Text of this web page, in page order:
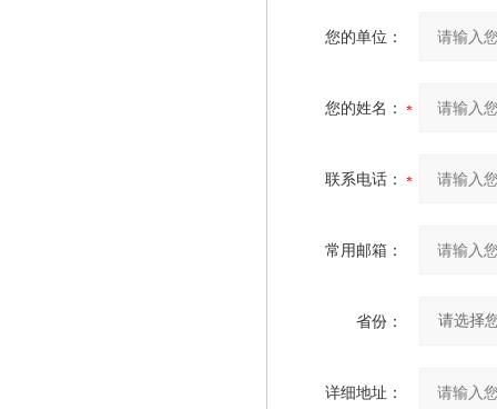
您的单位：
您的姓名：
联系电话：
常用邮箱：
省份：
详细地址：